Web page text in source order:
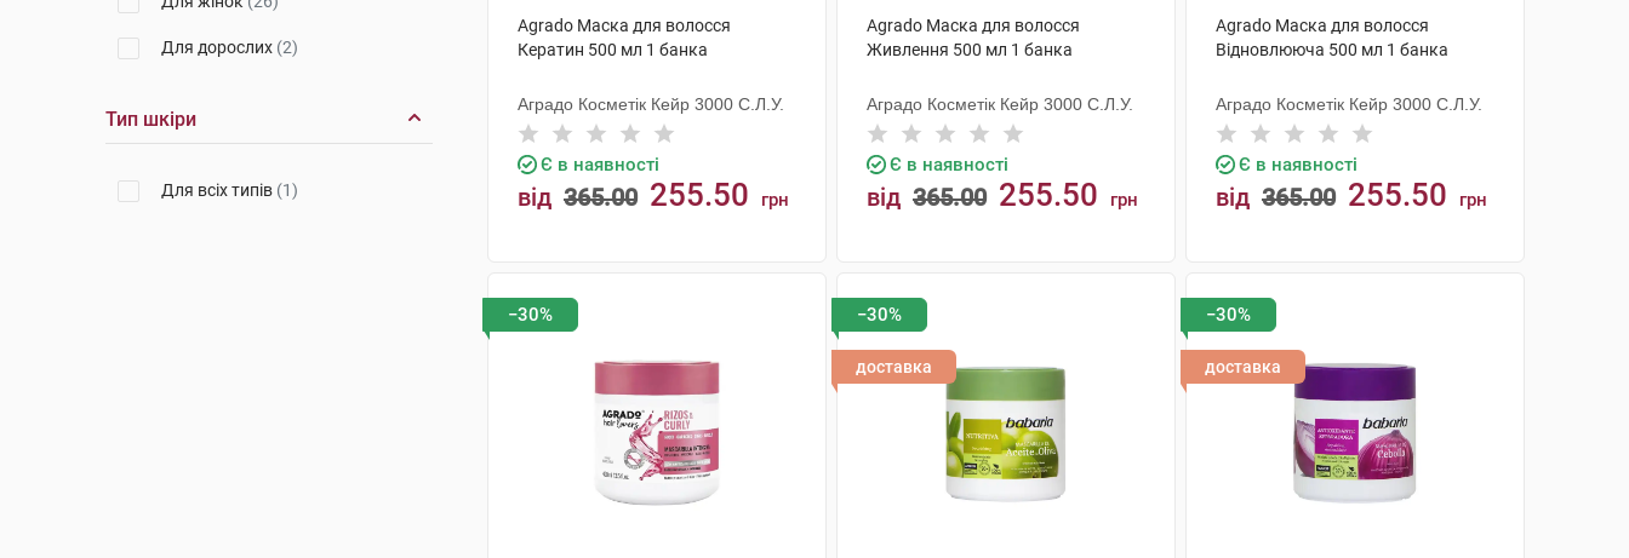
Для дорослих (2)
Тип шкіри
Для всіх типів (1)
Agrado Маска для волосся
Кератин 500 мл 1 банка
Аградо Косметік Кейр 3000 С.Л.У.
Є в наявності
від 365.00 255.50 грн
Agrado Маска для волосся
Живлення 500 мл 1 банка
Аградо Косметік Кейр 3000 С.Л.У.
Є в наявності
від 365.00 255.50 грн
Agrado Маска для волосся
Відновлююча 500 мл 1 банка
Аградо Косметік Кейр 3000 С.Л.У.
Є в наявності
від 365.00 255.50 грн
−30% −30%
доставка
−30%
доставка